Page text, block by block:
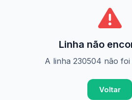
Linha não
A linha 230504 não
Voltar